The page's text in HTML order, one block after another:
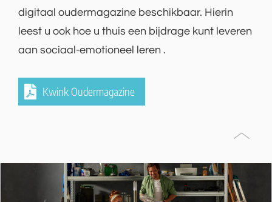
digitaal oudermagazine beschikbaar. Hierin
leest u ook hoe u thuis een bijdrage kunt leveren
aan sociaal-emotioneel leren .
Kwink Oudermagazine